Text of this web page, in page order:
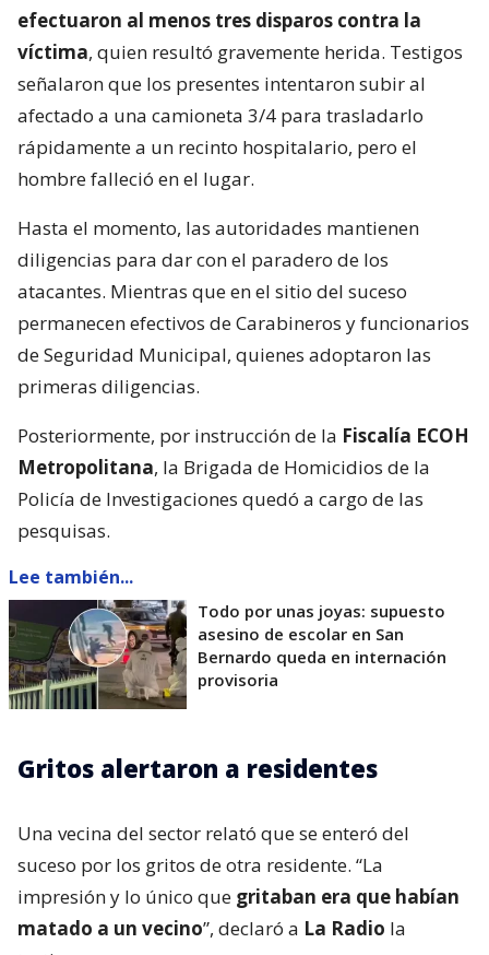
efectuaron al menos tres disparos contra la
víctima, quien resultó gravemente herida. Testigos
señalaron que los presentes intentaron subir al
afectado a una camioneta 3/4 para trasladarlo
rápidamente a un recinto hospitalario, pero el
hombre falleció en el lugar.
Hasta el momento, las autoridades mantienen
diligencias para dar con el paradero de los
atacantes. Mientras que en el sitio del suceso
permanecen efectivos de Carabineros y funcionarios
de Seguridad Municipal, quienes adoptaron las
primeras diligencias.
Posteriormente, por instrucción de la Fiscalía ECOH
Metropolitana, la Brigada de Homicidios de la
Policía de Investigaciones quedó a cargo de las
pesquisas.
Lee también...
Todo por unas joyas: supuesto
asesino de escolar en San
Bernardo queda en internación
provisoria
Gritos alertaron a residentes
Una vecina del sector relató que se enteró del
suceso por los gritos de otra residente. “La
impresión y lo único que gritaban era que habían
matado a un vecino”, declaró a La Radio la